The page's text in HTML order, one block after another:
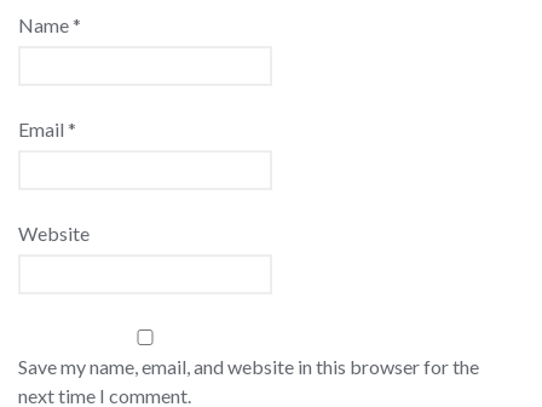
Name*
Email *
Website
Save my name, email, and website in this browser for the
next time I comment.